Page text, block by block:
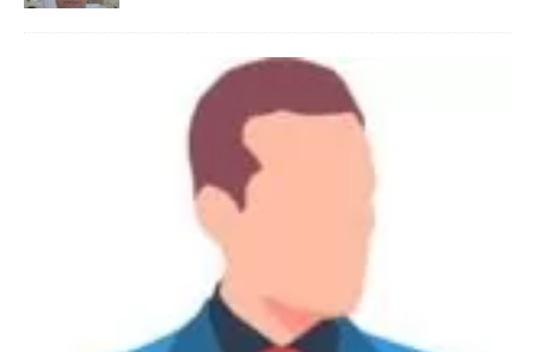
Danimarka Mustafa Bey 45 Yaş +45
42 48 17 28 WhatsApp
Lütfen Danimarka dışı aramasın. Selam ben
Danimarka’dan Mustafa 45 yaşında, 1.88 boyunda,
98 kiloda, Kumral, ayrılmış bir beyim. Alkol yok.
Sigara var. Maddi sıkıntım yok.